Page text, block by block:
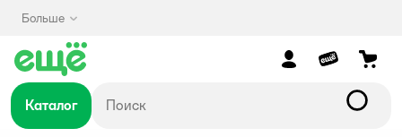
Больше
Каталог